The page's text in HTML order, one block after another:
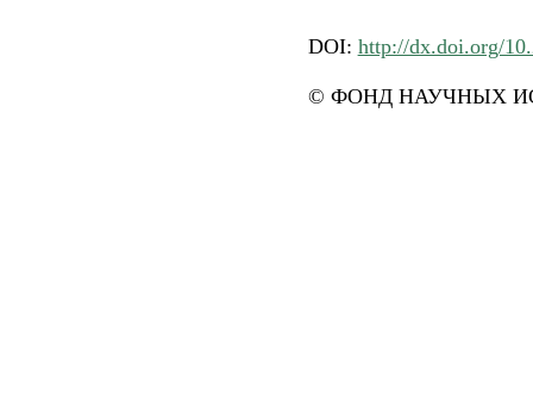
DOI: http://dx.doi.org/
© ФОНД НАУЧНЫХ